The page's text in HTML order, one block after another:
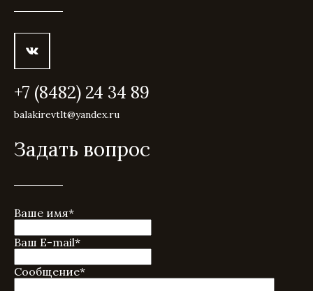
+7 (8482) 24 34 89
balakirevtlt@yandex.ru
Задать вопрос
Ваше имя*
Ваш E-mail*
Сообщение*